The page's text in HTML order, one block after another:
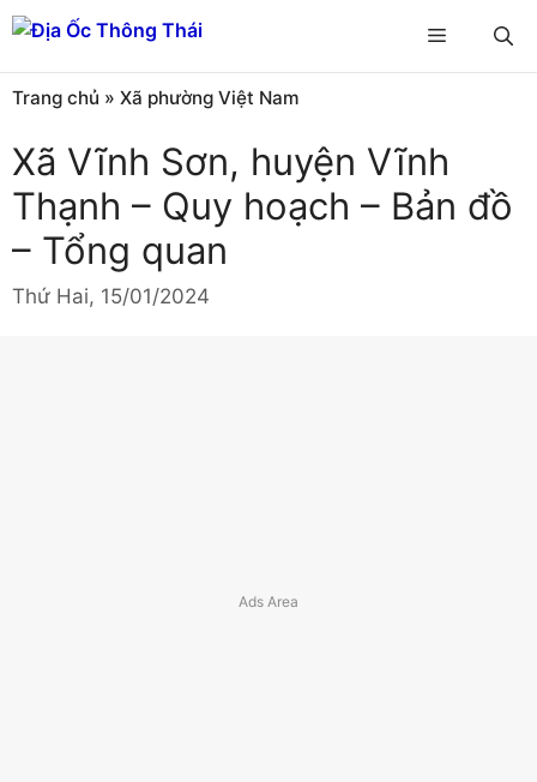
Chuyển
đến
nội
dung
Menu
Trang chủ » Xã phường Việt Nam
Xã Vĩnh Sơn, huyện Vĩnh
Thạnh – Quy hoạch – Bản đồ
– Tổng quan
Thứ Hai, 15/01/2024